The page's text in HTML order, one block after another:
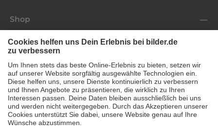
Shop
Folge uns